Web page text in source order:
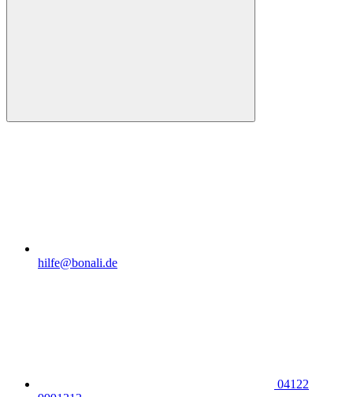
hilfe@bonali.de
04122